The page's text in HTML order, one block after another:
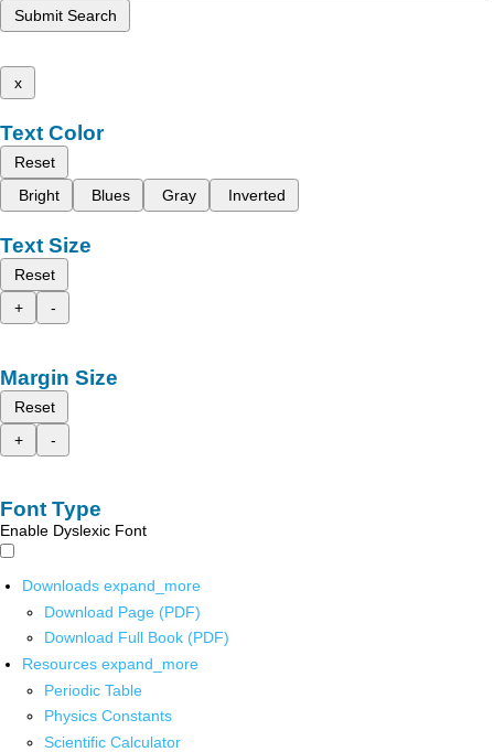
Submit Search
x
Text Color
Reset
Bright
Blues Gray Inverted
Text Size
Reset
+
-
Margin Size
Reset
+
-
Font Type
Enable Dyslexic Font
Downloads expand_more
Download Page (PDF)
Download Full Book (PDF)
Resources expand_more
Periodic Table
Physics Constants
Scientific Calculator